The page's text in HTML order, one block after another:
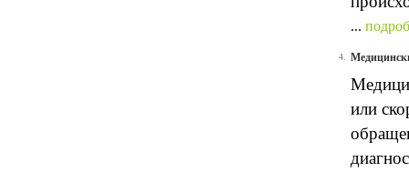
...
4.
или